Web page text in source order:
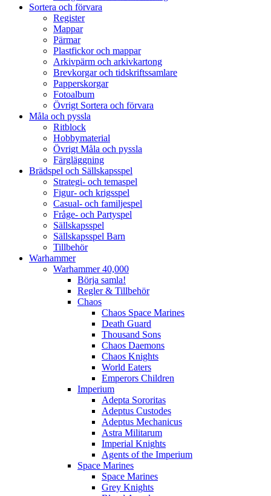
Sortera och förvara
Register
Mappar
Pärmar
Plastfickor och mappar
Arkivpärm och arkivkartong
Brevkorgar och tidskriftssamlare
Papperskorgar
Fotoalbum
Övrigt Sortera och förvara
Måla och pyssla
Ritblock
Hobbymaterial
Övrigt Måla och pyssla
Färgläggning
Brädspel och Sällskapsspel
Strategi- och temaspel
Figur- och krigsspel
Casual- och familjespel
Fråge- och Partyspel
Sällskapsspel
Sällskapsspel Barn
Tillbehör
Warhammer
Warhammer 40,000
Börja samla!
Regler & Tillbehör
Chaos
Chaos Space Marines
Death Guard
Thousand Sons
Chaos Daemons
Chaos Knights
World Eaters
Emperors Children
Imperium
Adepta Sororitas
Adeptus Custodes
Adeptus Mechanicus
Astra Militarum
Imperial Knights
Agents of the Imperium
Space Marines
Space Marines
Grey Knights